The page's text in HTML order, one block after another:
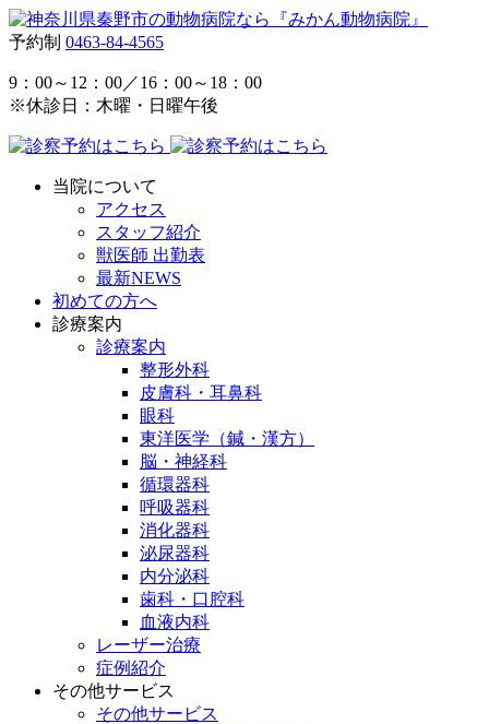
予約制 0463-84-4565
9：00～12：00／16：00～18：00
※休診日：木曜・日曜午後
当院について
アクセス
スタッフ紹介
獣医師 出勤表
最新NEWS
初めての方へ
診療案内
診療案内
整形外科
皮膚科・耳鼻科
眼科
東洋医学（鍼・漢方）
脳・神経科
循環器科
呼吸器科
消化器科
泌尿器科
内分泌科
歯科・口腔科
血液内科
レーザー治療
症例紹介
その他サービス
その他サービス